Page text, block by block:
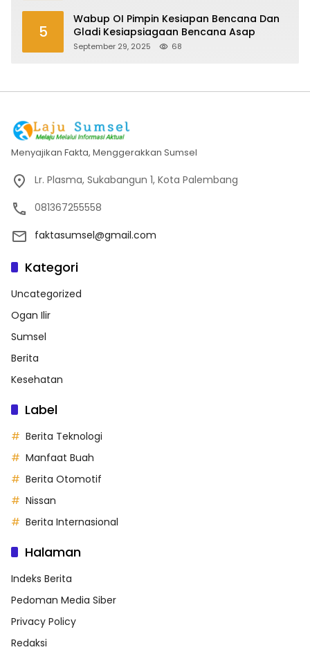
5
Wabup OI Pimpin Kesiapan Bencana Dan
Gladi Kesiapsiagaan Bencana Asap
September 29, 2025 68
Menyajikan Fakta, Menggerakkan Sumsel
Lr. Plasma, Sukabangun 1, Kota Palembang
081367255558
faktasumsel@gmail.com
Kategori
Uncategorized
Ogan Ilir
Sumsel
Berita
Kesehatan
Label
Berita Teknologi
Manfaat Buah
Berita Otomotif
Nissan
Berita Internasional
Halaman
Indeks Berita
Pedoman Media Siber
Privacy Policy
Redaksi